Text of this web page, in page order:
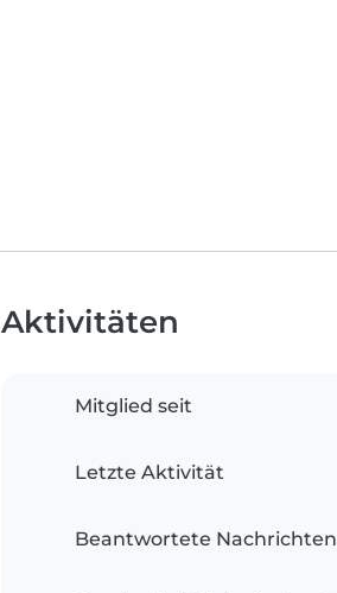
Aktivitäten
Mitglied seit
Letzte Aktivität
Beantwortete Nachrichten